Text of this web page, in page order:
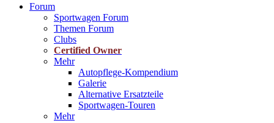
Forum
Sportwagen Forum
Themen Forum
Clubs
Certified Owner
Mehr
Autopflege-Kompendium
Galerie
Alternative Ersatzteile
Sportwagen-Touren
Mehr